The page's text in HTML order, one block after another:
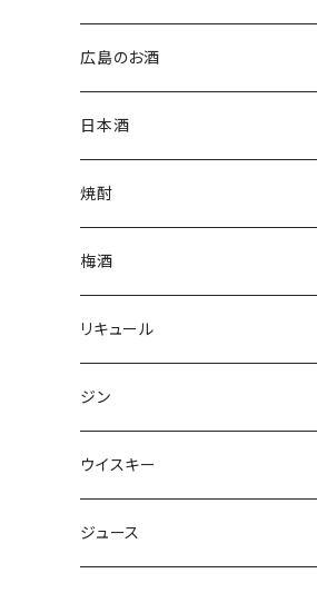
広島のお酒
日本酒
焼酎
梅酒
リキュール
ジン
ウイスキー
ジュース